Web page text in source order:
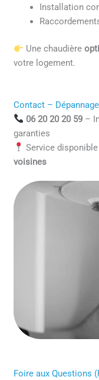
Installation
Une chaudière
votre logement.
Contact –
06 20 20 20 59–
garanties
Service disponible
voisines
Foire aux Questions